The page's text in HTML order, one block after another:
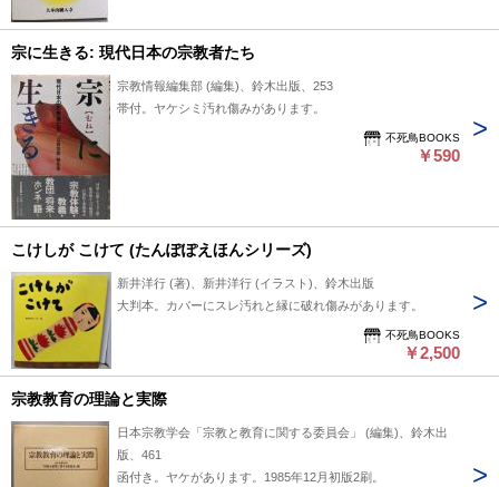
宗に生きる: 現代日本の宗教者たち
宗教情報編集部 (編集)、鈴木出版、253
帯付。ヤケシミ汚れ傷みがあります。
不死鳥BOOKS
￥590
こけしが こけて (たんぽぽえほんシリーズ)
新井洋行 (著)、新井洋行 (イラスト)、鈴木出版
大判本。カバーにスレ汚れと縁に破れ傷みがあります。
不死鳥BOOKS
￥2,500
宗教教育の理論と実際
日本宗教学会「宗教と教育に関する委員会」 (編集)、鈴木出
版、461
函付き。ヤケがあります。1985年12月初版2刷。